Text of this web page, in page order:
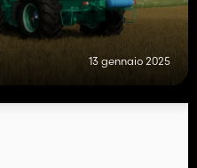
13 gennaio 2025